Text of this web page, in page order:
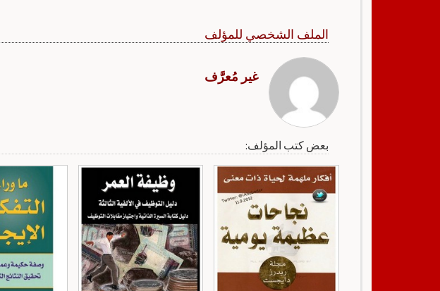
الملف الشخصي للمؤلف
غير مُعرَّف
بعض كتب المؤلف: